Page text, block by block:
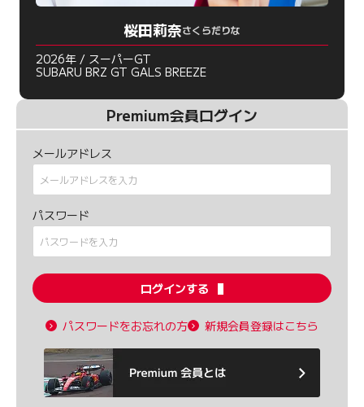
桜田莉奈さくらだりな
2026年 / スーパーGT
SUBARU BRZ GT GALS BREEZE
Premium会員ログイン
メールアドレス
パスワード
ログインする
パスワードをお忘れの方 新規会員登録はこちら